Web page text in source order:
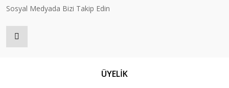
Sosyal Medyada Bizi Takip Edin
ÜYELİK